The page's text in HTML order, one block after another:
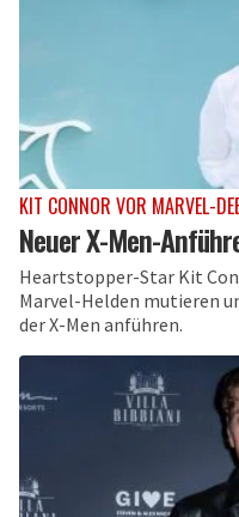
KIT CONNOR VOR MARVEL-
Neuer X-Men-
Heartstopper-Star Kit
Marvel-Helden mutieren
der X-Men anführen.